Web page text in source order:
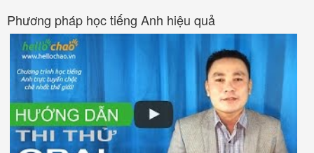
Chương trình dạy tiếng Anh trực tuyến chặt chẽ nhất thế giới!
Phương pháp học tiếng Anh hiệu quả